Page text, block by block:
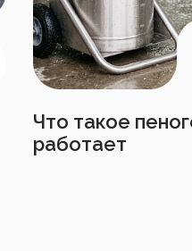
Что такое
работает